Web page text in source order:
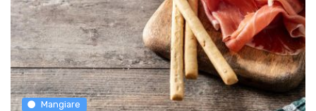
Mangiare